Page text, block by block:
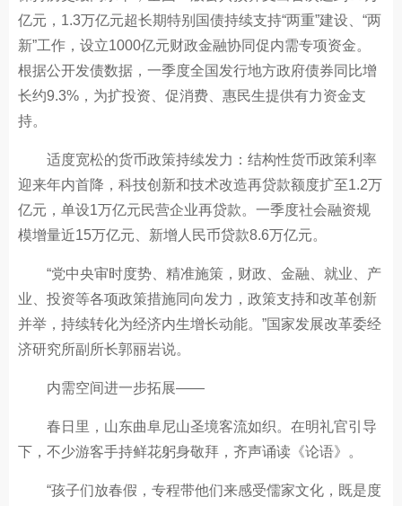
亿元，1.3万亿元超长期特别国债持续支持“两重”建设、“两
新”工作，设立1000亿元财政金融协同促内需专项资金。
根据公开发债数据，一季度全国发行地方政府债券同比增
长约9.3%，为扩投资、促消费、惠民生提供有力资金支
持。
适度宽松的货币政策持续发力：结构性货币政策利率
迎来年内首降，科技创新和技术改造再贷款额度扩至1.2万
亿元，单设1万亿元民营企业再贷款。一季度社会融资规
模增量近15万亿元、新增人民币贷款8.6万亿元。
“党中央审时度势、精准施策，财政、金融、就业、产
业、投资等各项政策措施同向发力，政策支持和改革创新
并举，持续转化为经济内生增长动能。”国家发展改革委经
济研究所副所长郭丽岩说。
内需空间进一步拓展——
春日里，山东曲阜尼山圣境客流如织。在明礼官引导
下，不少游客手持鲜花躬身敬拜，齐声诵读《论语》。
“孩子们放春假，专程带他们来感受儒家文化，既是度